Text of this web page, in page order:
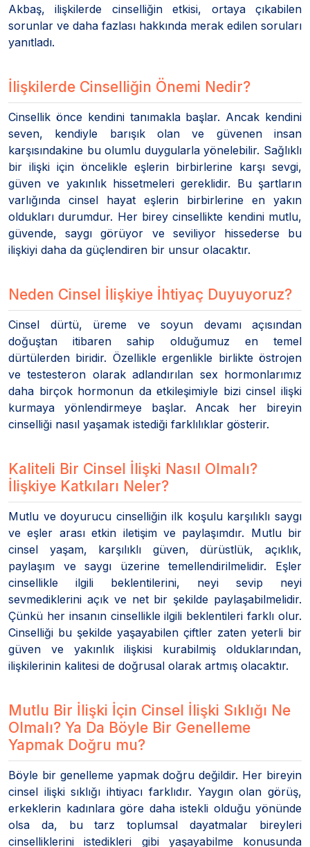
Akbaş, ilişkilerde cinselliğin etkisi, ortaya çıkabilen
sorunlar ve daha fazlası hakkında merak edilen soruları
yanıtladı.
İlişkilerde Cinselliğin Önemi Nedir?
Cinsellik önce kendini tanımakla başlar. Ancak kendini
seven, kendiyle barışık olan ve güvenen insan
karşısındakine bu olumlu duygularla yönelebilir. Sağlıklı
bir ilişki için öncelikle eşlerin birbirlerine karşı sevgi,
güven ve yakınlık hissetmeleri gereklidir. Bu şartların
varlığında cinsel hayat eşlerin birbirlerine en yakın
oldukları durumdur. Her birey cinsellikte kendini mutlu,
güvende, saygı görüyor ve seviliyor hissederse bu
ilişkiyi daha da güçlendiren bir unsur olacaktır.
Neden Cinsel İlişkiye İhtiyaç Duyuyoruz?
Cinsel dürtü, üreme ve soyun devamı açısından
doğuştan itibaren sahip olduğumuz en temel
dürtülerden biridir. Özellikle ergenlikle birlikte östrojen
ve testesteron olarak adlandırılan sex hormonlarımız
daha birçok hormonun da etkileşimiyle bizi cinsel ilişki
kurmaya yönlendirmeye başlar. Ancak her bireyin
cinselliği nasıl yaşamak istediği farklılıklar gösterir.
Kaliteli Bir Cinsel İlişki Nasıl Olmalı?
İlişkiye Katkıları Neler?
Mutlu ve doyurucu cinselliğin ilk koşulu karşılıklı saygı
ve eşler arası etkin iletişim ve paylaşımdır. Mutlu bir
cinsel yaşam, karşılıklı güven, dürüstlük, açıklık,
paylaşım ve saygı üzerine temellendirilmelidir. Eşler
cinsellikle ilgili beklentilerini, neyi sevip neyi
sevmediklerini açık ve net bir şekilde paylaşabilmelidir.
Çünkü her insanın cinsellikle ilgili beklentileri farklı olur.
Cinselliği bu şekilde yaşayabilen çiftler zaten yeterli bir
güven ve yakınlık ilişkisi kurabilmiş olduklarından,
ilişkilerinin kalitesi de doğrusal olarak artmış olacaktır.
Mutlu Bir İlişki İçin Cinsel İlişki Sıklığı Ne
Olmalı? Ya Da Böyle Bir Genelleme
Yapmak Doğru mu?
Böyle bir genelleme yapmak doğru değildir. Her bireyin
cinsel ilişki sıklığı ihtiyacı farklıdır. Yaygın olan görüş,
erkeklerin kadınlara göre daha istekli olduğu yönünde
olsa da, bu tarz toplumsal dayatmalar bireyleri
cinselliklerini istedikleri gibi yaşayabilme konusunda